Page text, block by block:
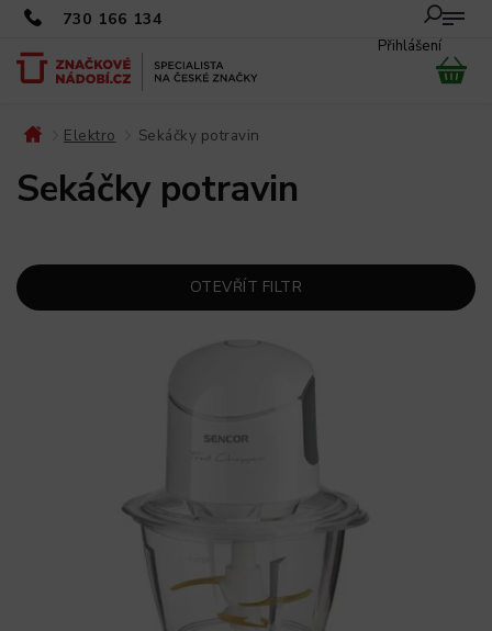
730 166 134
Přihlášení
Elektro Sekáčky potravin
Sekáčky potravin
OTEVŘÍT FILTR